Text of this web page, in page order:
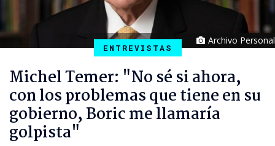
ENTREVISTAS
Archivo Personal
Michel Temer: "No sé si ahora,
con los problemas que tiene en su
gobierno, Boric me llamaría
golpista"